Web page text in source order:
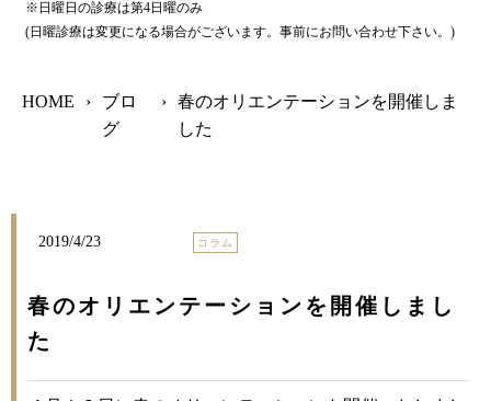
※日曜日の診療は第4日曜のみ
(日曜診療は変更になる場合がございます。事前にお問い合わせ下さい。)
HOME ›
ブロ
グ
›
春のオリエンテーションを開催しま
した
2019/4/23 コラム
春のオリエンテーションを開催しまし
た